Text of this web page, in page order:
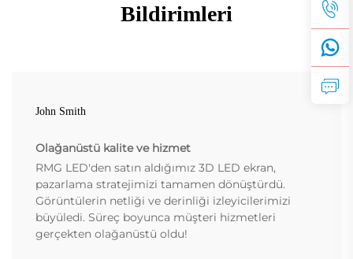
Bildirimleri
John Smith
Olağanüstü kalite ve hizmet
RMG LED'den satın aldığımız 3D LED ekran,
pazarlama stratejimizi tamamen dönüştürdü.
Görüntülerin netliği ve derinliği izleyicilerimizi
büyüledi. Süreç boyunca müşteri hizmetleri
gerçekten olağanüstü oldu!